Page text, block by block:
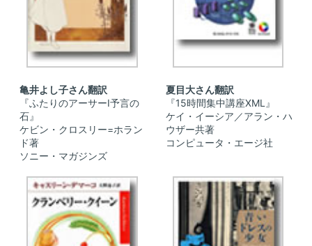
亀井よし子さん翻訳
『ふたりのアーサーI予言の
石』
ケビン・クロスリー=ホラン
ド著
ソニー・マガジンズ
夏目大さん翻訳
『15時間集中講座XML』
ケイ・イーシア／アラン・ハ
ウザー共著
コンピュータ・エージ社